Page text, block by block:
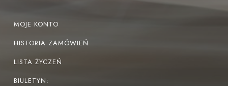
MOJE KONTO
HISTORIA ZAMÓWIEŃ
LISTA ŻYCZEŃ
BIULETYN: